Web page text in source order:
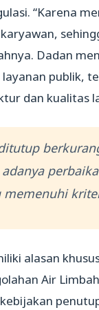
“Karena
Dadan
publik,
dan kualitas
alasan
Air